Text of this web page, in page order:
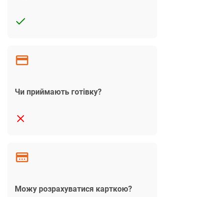
Чи приймають готівку?
Можу розрахуватися карткою?